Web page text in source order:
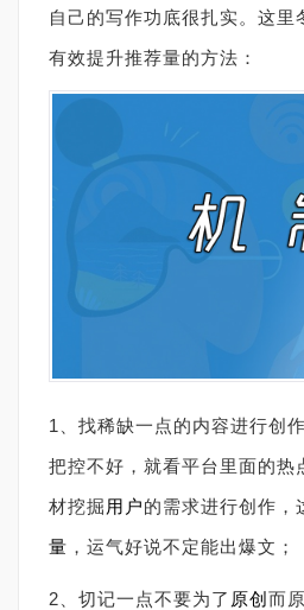
自己的写作功底很扎实。这里
有效提升推荐量的方法：
1、找稀缺一点的内容进行创
把控不好，就看平台里面的热
材挖掘 用户的需求进行创作，
量 ，运气好说不定能出爆文；
2、切记一点不要为了 原创 而